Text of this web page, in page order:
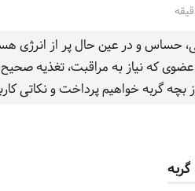
حساس و در عین حال پر از انرژی
که نیاز به مراقبت، تغذیه صحیح،
بچه گربه خواهیم پرداخت و نکاتی